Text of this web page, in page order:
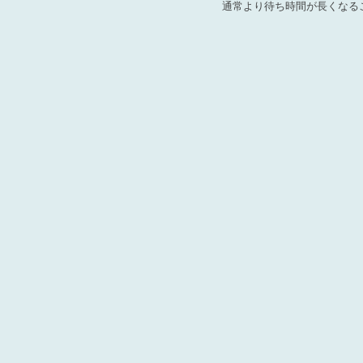
通常より待ち時間が長くなる